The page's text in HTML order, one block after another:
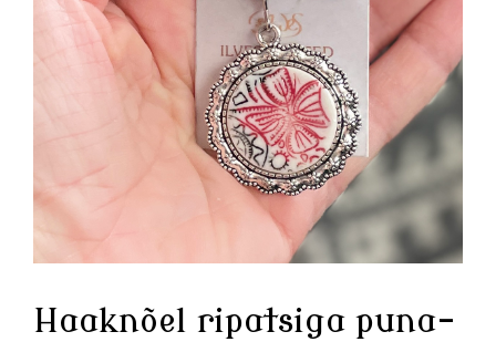
Haaknõel ripatsiga puna-